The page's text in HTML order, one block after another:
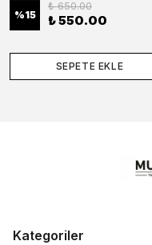
%15
₺ 650.00
₺ 550.00
SEPETE EKLE
Kategoriler